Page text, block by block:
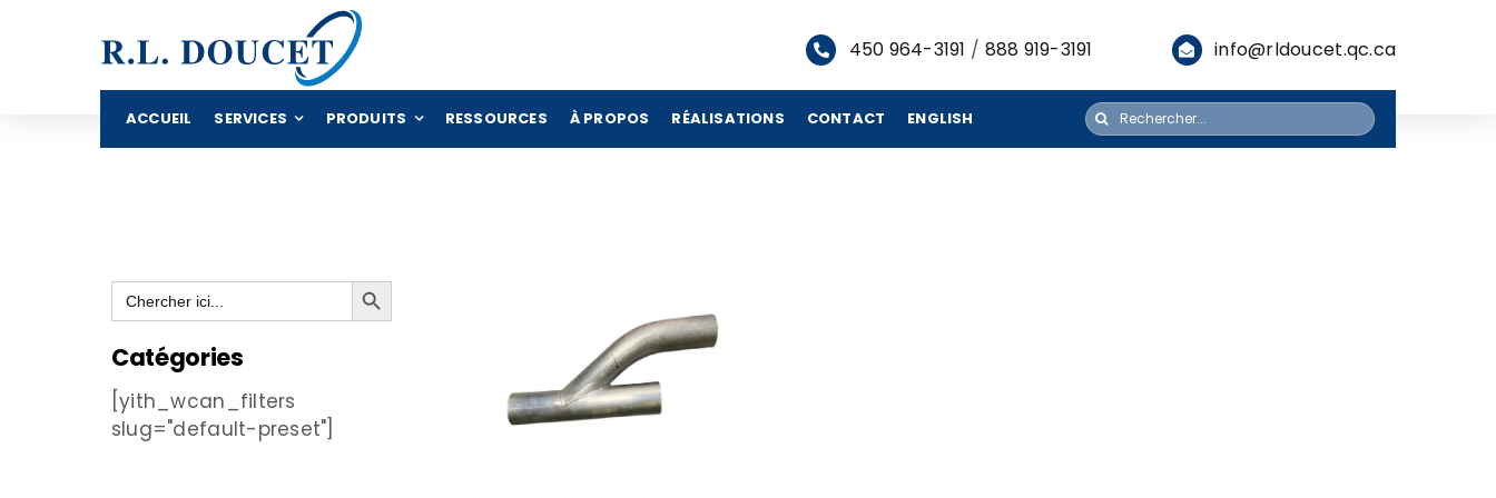
450 964-3191 / 888 919-3191 info@rldoucet.qc.ca
ACCUEIL SERVICES PRODUITS RESSOURCES À PROPOS RÉALISATIONS CONTACT ENGLISH Rechercher:
Search
for:
Search Button
Catégories
[yith_wcan_filters
slug="default-preset"]